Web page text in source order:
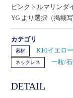
ピンクトルマリンダ
YG より選択（掲載
カテゴリ
素材 K10イエロ
ネックレス 一粒/
DETAIL